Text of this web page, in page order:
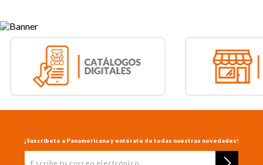
¡Suscríbete a Panamericana y entérate de todas nuestras novedades!